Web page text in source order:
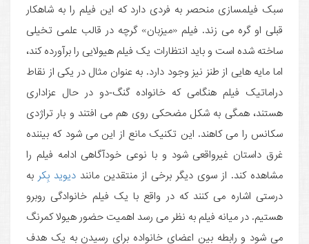
سبک فیلمسازی منحصر به فردی دارد که این فیلم را به شاهکار
قبلی او گره می زند. فیلم «میزبان» گرچه در قالب علمی تخیلی
ساخته شده است و باید انتظارات یک فیلم هیولایی را برآورده کند،
اما مایه هایی از طنز نیز وجود دارد. به عنوان مثال در یکی از نقاط
دراماتیک فیلم هنگامی که خانواده گنگ-دو در حال عزاداری
هستند، همگی به شکل مضحکی روی هم می افتند و بار تراژدی
سکانس را می کاهند. این تکنیک مانع از این می شود که بیننده
غرق داستان غیرواقعی شود و با نوعی خودآگاهی ادامه فیلم را
مشاهده کند. از سوی دیگر برخی از منتقدین مانند دیوید بِکر به
درستی اشاره می کنند که در واقع با یک فیلم خانوادگی روبرو
هستیم. در میانه فیلم به نظر می رسد اهمیت حضور هیولا کمرنگ
می شود و رابطه بین اعضای خانواده برای رسیدن به یک هدف